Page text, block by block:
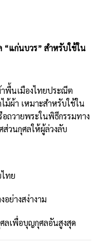
แก่นบวร” สำหรับใช้ใน
พื้นเมืองไทยประณีต
ม้ผ้า เหมาะสำหรับใช้ใน
ถวายพระในพิธีกรรมทาง
วนกุศลให้ผู้ล่วงลับ
ทย
ย่างสง่างาม
ลเพื่อบุญกุศลอันสูงสุด